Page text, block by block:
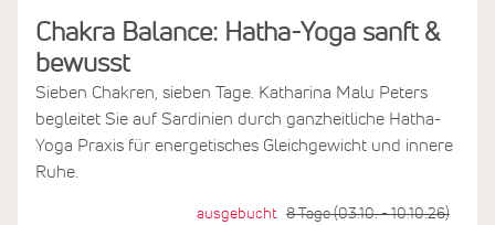
Chakra Balance: Hatha-Yoga sanft &
bewusst
Sieben Chakren, sieben Tage. Katharina Malu Peters
begleitet Sie auf Sardinien durch ganzheitliche Hatha-
Yoga Praxis für energetisches Gleichgewicht und innere
Ruhe.
ausgebucht 8 Tage (03.10. - 10.10.26)